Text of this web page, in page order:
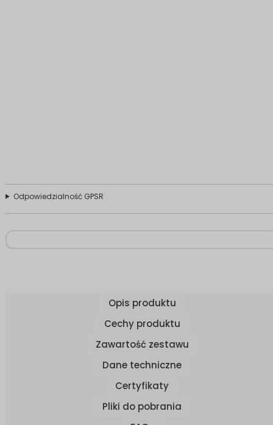
Odpowiedzialność GPSR
Opis produktu
Cechy produktu
Zawartość zestawu
Dane techniczne
Certyfikaty
Pliki do pobrania